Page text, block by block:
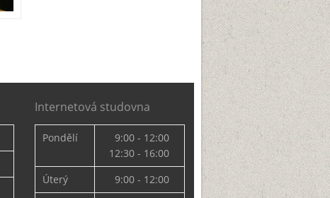
Internetová studovna
Pondělí
9:00 - 12:00
12:30 - 16:00
Úterý
9:00 - 12:00